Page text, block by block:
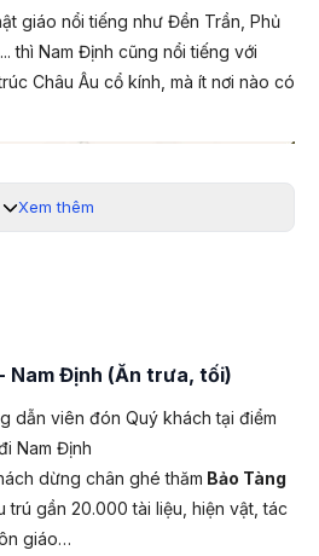
giáo nổi tiếng như Đền Trần, Phủ
thì Nam Định cũng nổi tiếng với
Châu Âu cổ kính, mà ít nơi nào có
kiến trúc Châu Âu nổi tiếng
ở Việt Nam đạo được truyền bá,
Xem thêm
- Nam Định (Ăn trưa, tối)
dẫn viên đón Quý khách tại điểm
Nam Định
dừng chân ghé thăm Bảo Tàng
trú gần 20.000 tài liệu, hiện vật, tác
giáo…